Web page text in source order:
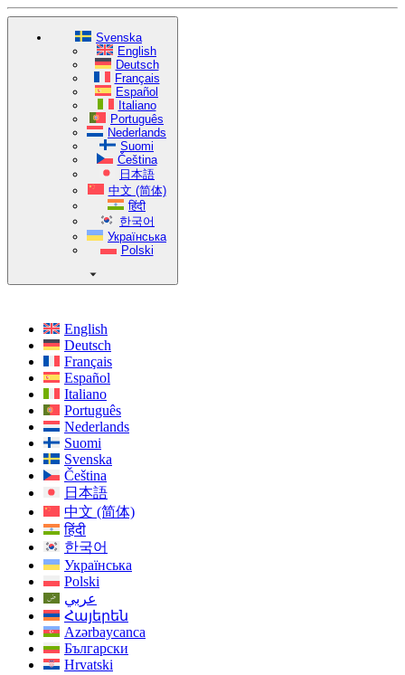
Svenska
English
Deutsch
Français
Español
Italiano
Português
Nederlands
Suomi
Čeština
日本語
中文 (简体)
हिंदी
한국어
Українська
Polski
English
Deutsch
Français
Español
Italiano
Português
Nederlands
Suomi
Svenska
Čeština
日本語
中文 (简体)
हिंदी
한국어
Українська
Polski
عربي
Հայերեն
Azərbaycanca
Български
Hrvatski